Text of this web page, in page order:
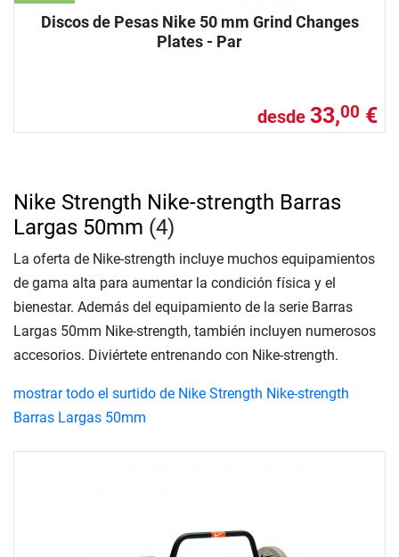
Discos de Pesas Nike 50 mm Grind Changes
Plates - Par
desde 33,00 €
Nike Strength Nike-strength Barras
Largas 50mm (4)
La oferta de Nike-strength incluye muchos equipamientos
de gama alta para aumentar la condición física y el
bienestar. Además del equipamiento de la serie Barras
Largas 50mm Nike-strength, también incluyen numerosos
accesorios. Diviértete entrenando con Nike-strength.
mostrar todo el surtido de Nike Strength Nike-strength
Barras Largas 50mm